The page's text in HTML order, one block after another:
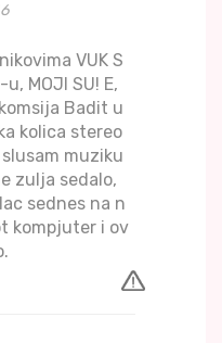
VUK S
MOJI SU! E,
Badit u
kolica stereo
muziku
zulja sedalo,
sednes na n
kompjuter i ov